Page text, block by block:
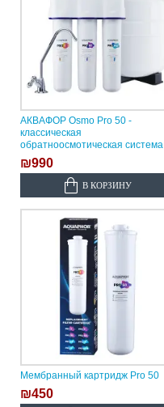
АКВАФОР Osmo Pro 50 -
классическая
обратноосмотическая система
₪990
В КОРЗИНУ
Мембранный картридж Pro 50
₪450